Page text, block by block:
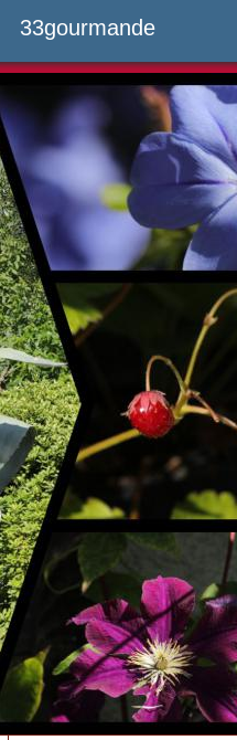
33gourmande